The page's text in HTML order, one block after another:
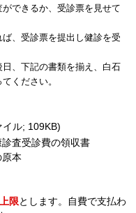
できるか、受診票を見せて
、受診票を提出し健診を受
日、下記の書類を揃え、白石
ください。
ル; 109KB)
査受診費の領収書
本
限とします。自費で支払わ